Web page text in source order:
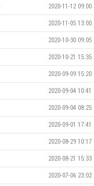
2020-11-12 09:00
2020-11-05 13:00
2020-10-30 09:05
2020-10-21 15:35
2020-09-09 15:20
2020-09-04 10:41
2020-09-04 08:25
2020-09-01 17:41
2020-08-29 10:17
2020-08-21 15:33
2020-07-06 23:02